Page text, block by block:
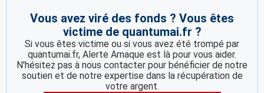
Vous avez viré des fonds ? Vous êtes
victime de quantumai.fr ?
Si vous êtes victime ou si vous avez été trompé par
quantumai.fr, Alerte Arnaque est là pour vous aider.
N'hésitez pas à nous contacter pour bénéficier de notre
soutien et de notre expertise dans la récupération de
votre argent.